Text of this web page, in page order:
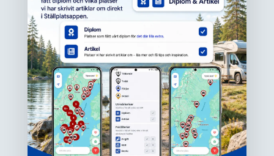
Ojdå!
Den här platsen hittades inte eller kunde
inte läsas in korrekt. Vänligen försök igen
Försök igen